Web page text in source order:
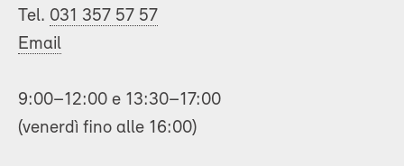
Tel. 031 357 57 57
Email
9:00–12:00 e 13:30–17:00
(venerdì fino alle 16:00)